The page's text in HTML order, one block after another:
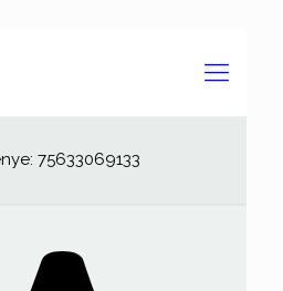
75633069133